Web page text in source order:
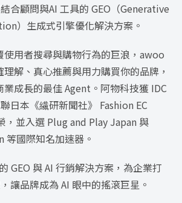
合顧問與AI 工具的 GEO（Generative
）生成式引擎優化解決方案。
使用者搜尋與購物行為的巨浪，awoo
解、真心推薦與用力購買你的品牌，
業成長的最佳 Agent。阿物科技獲 IDC
日本《繊研新聞社》 Fashion EC
，並入選 Plug and Play Japan 與
等國際知名加速器。
GEO 與 AI 行銷解決方案，為企業打
讓品牌成為 AI 眼中的搖滾巨星。